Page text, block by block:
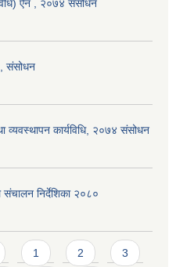
ऐन , २०७४ संसोधन
संसोधन
व्यवस्थापन कार्यविधि, २०७४ संसोधन
संचालन निर्देशिका २०८०
1 2 3